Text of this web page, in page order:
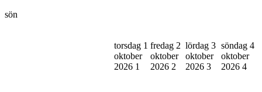
sön
torsdag 1
oktober
2026 1
fredag 2
oktober
2026 2
lördag 3
oktober
2026 3
söndag 4
oktober
2026 4